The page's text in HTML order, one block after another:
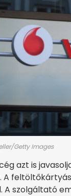
Getty Images
azt is
. A
A szolgáltató